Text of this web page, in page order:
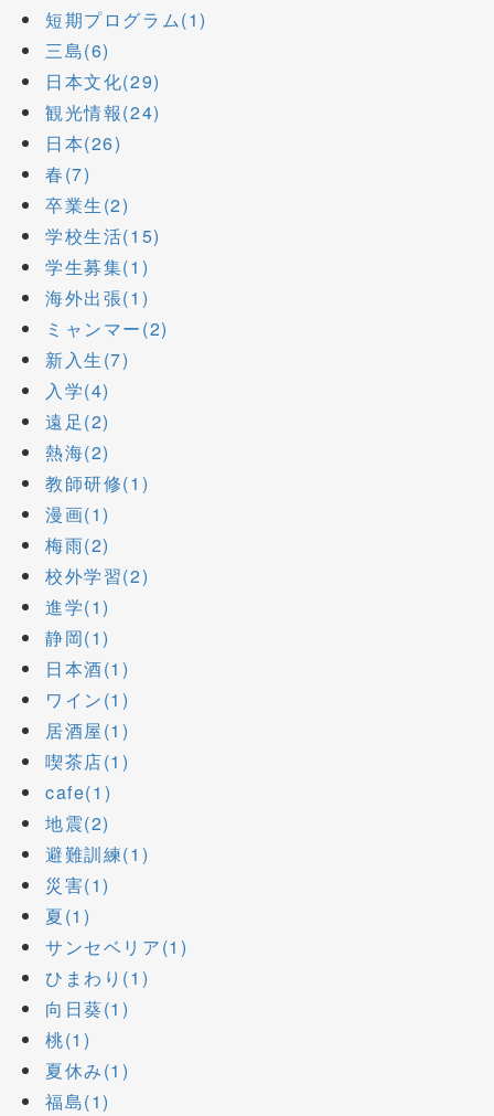
短期プログラム(1)
三島(6)
日本文化(29)
観光情報(24)
日本(26)
春(7)
卒業生(2)
学校生活(15)
学生募集(1)
海外出張(1)
ミャンマー(2)
新入生(7)
入学(4)
遠足(2)
熱海(2)
教師研修(1)
漫画(1)
梅雨(2)
校外学習(2)
進学(1)
静岡(1)
日本酒(1)
ワイン(1)
居酒屋(1)
喫茶店(1)
cafe(1)
地震(2)
避難訓練(1)
災害(1)
夏(1)
サンセベリア(1)
ひまわり(1)
向日葵(1)
桃(1)
夏休み(1)
福島(1)